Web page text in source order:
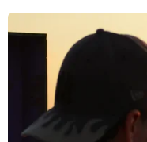
Bản tin
Nguyễn Thanh